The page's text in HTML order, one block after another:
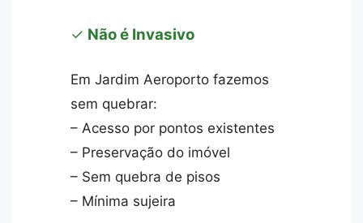
✓ Não é Invasivo
Em Jardim Aeroporto fazemos
sem quebrar:
– Acesso por pontos existentes
– Preservação do imóvel
– Sem quebra de pisos
– Mínima sujeira